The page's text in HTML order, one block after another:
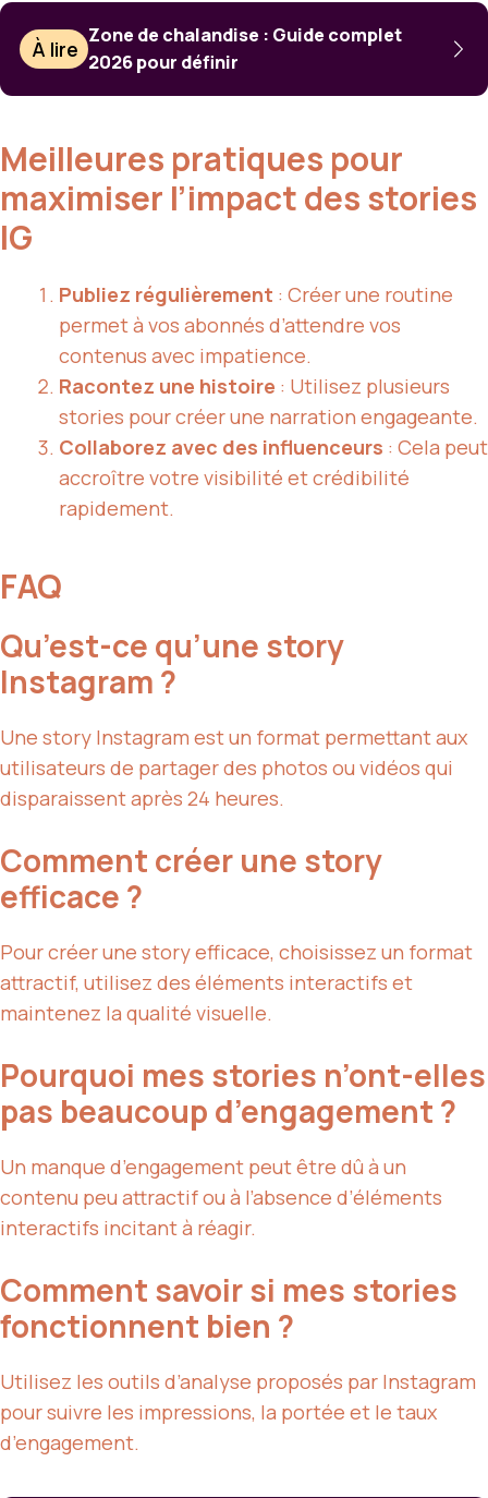
À lire
Zone de chalandise : Guide complet
2026 pour définir
Meilleures pratiques pour
maximiser l’impact des stories
IG
Publiez régulièrement : Créer une routine
permet à vos abonnés d’attendre vos
contenus avec impatience.
Racontez une histoire : Utilisez plusieurs
stories pour créer une narration engageante.
Collaborez avec des influenceurs : Cela peut
accroître votre visibilité et crédibilité
rapidement.
FAQ
Qu’est-ce qu’une story
Instagram ?
Une story Instagram est un format permettant aux
utilisateurs de partager des photos ou vidéos qui
disparaissent après 24 heures.
Comment créer une story
efficace ?
Pour créer une story efficace, choisissez un format
attractif, utilisez des éléments interactifs et
maintenez la qualité visuelle.
Pourquoi mes stories n’ont-elles
pas beaucoup d’engagement ?
Un manque d’engagement peut être dû à un
contenu peu attractif ou à l’absence d’éléments
interactifs incitant à réagir.
Comment savoir si mes stories
fonctionnent bien ?
Utilisez les outils d’analyse proposés par Instagram
pour suivre les impressions, la portée et le taux
d’engagement.